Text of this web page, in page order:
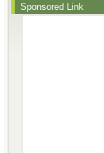
Sponsored Link